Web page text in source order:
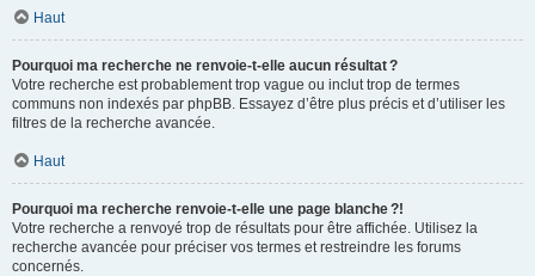
Haut
Pourquoi ma recherche ne renvoie-t-elle aucun résultat ?
Votre recherche est probablement trop vague ou inclut trop de termes
communs non indexés par phpBB. Essayez d’être plus précis et d’utiliser les
filtres de la recherche avancée.
Haut
Pourquoi ma recherche renvoie-t-elle une page blanche ?!
Votre recherche a renvoyé trop de résultats pour être affichée. Utilisez la
recherche avancée pour préciser vos termes et restreindre les forums
concernés.